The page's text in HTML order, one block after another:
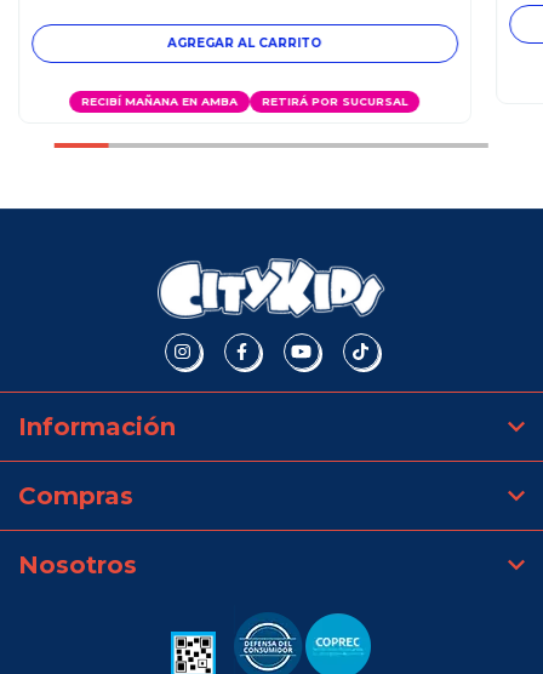
RECIBÍ MAÑANA EN AMBA RETIRÁ POR SUCURSAL
Información
Compras
Nosotros